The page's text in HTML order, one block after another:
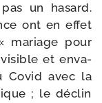
un hasard.
ont en effet
mariage pour
visible et enva­
Covid avec la
; le déclin